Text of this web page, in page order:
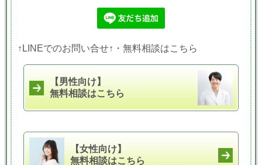
↑LINEでのお問い合せ↑・無料相談はこちら
【男性向け】
無料相談はこちら
【女性向け】
無料相談はこちら